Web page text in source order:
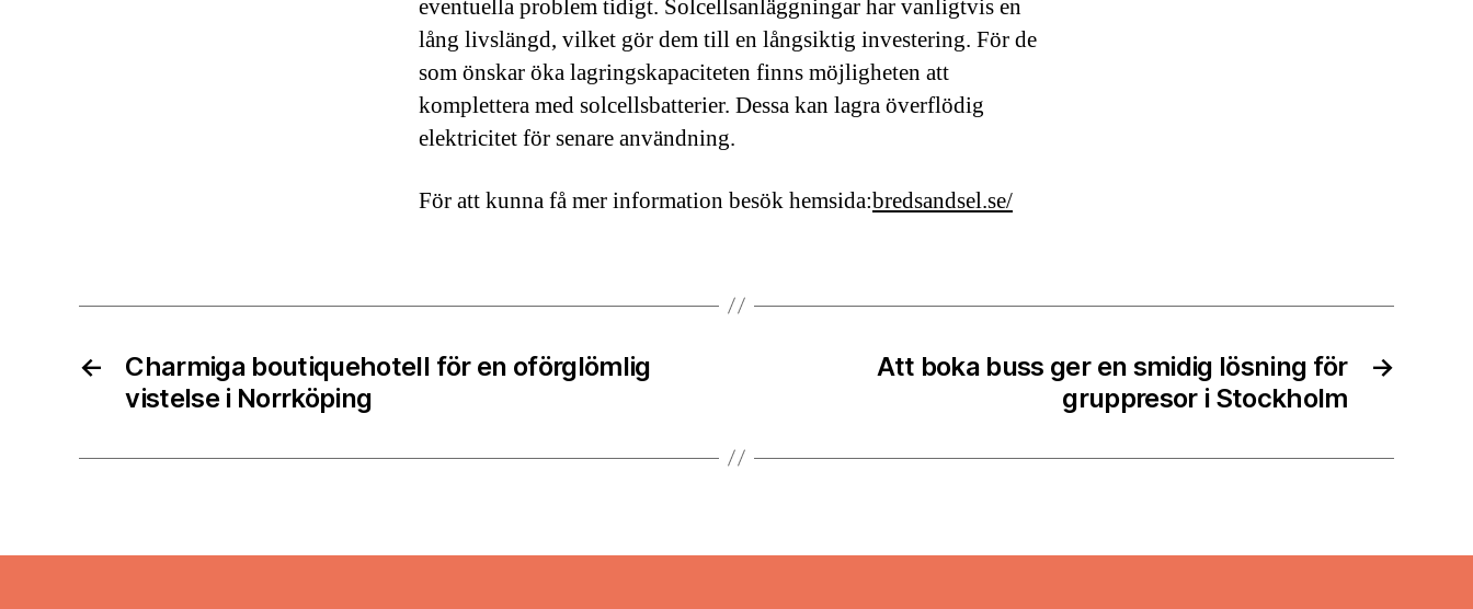
eventuella problem tidigt. Solcellsanläggningar har vanligtvis en
lång livslängd, vilket gör dem till en långsiktig investering. För de
som önskar öka lagringskapaciteten finns möjligheten att
komplettera med solcellsbatterier. Dessa kan lagra överflödig
elektricitet för senare användning.
För att kunna få mer information besök hemsida:bredsandsel.se/
←
Charmiga boutiquehotell för en oförglömlig
vistelse i Norrköping
→
Att boka buss ger en smidig lösning för
gruppresor i Stockholm